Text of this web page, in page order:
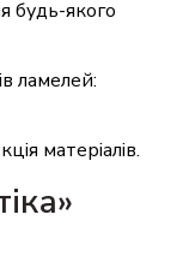
будь-якого
ламелей:
матеріалів.